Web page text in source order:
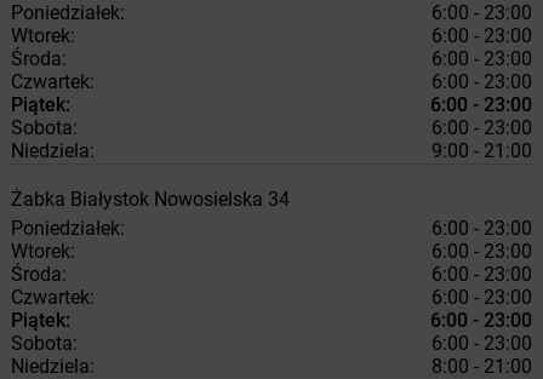
Poniedziałek:
6:00 - 23:00
Wtorek:
6:00 - 23:00
Środa:
6:00 - 23:00
Czwartek:
6:00 - 23:00
Piątek:
6:00 - 23:00
Sobota:
6:00 - 23:00
Niedziela:
9:00 - 21:00
Żabka Białystok Nowosielska 34
Poniedziałek:
6:00 - 23:00
Wtorek:
6:00 - 23:00
Środa:
6:00 - 23:00
Czwartek:
6:00 - 23:00
Piątek:
6:00 - 23:00
Sobota:
6:00 - 23:00
Niedziela:
8:00 - 21:00